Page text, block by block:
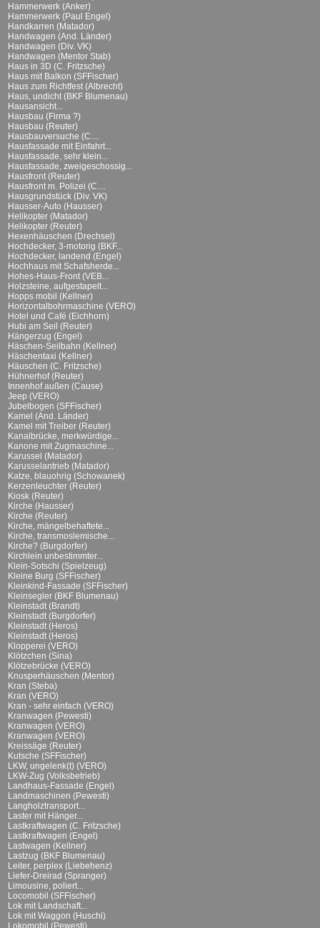
Hammerwerk (Anker)
Hammerwerk (Paul Engel)
Handkarren (Matador)
Handwagen (And. Länder)
Handwagen (Div. VK)
Handwagen (Mentor Stab)
Haus in 3D (C. Fritzsche)
Haus mit Balkon (SFFischer)
Haus zum Richtfest (Albrecht)
Haus, undicht (BKF Blumenau)
Hausansicht...
Hausbau (Firma ?)
Hausbau (Reuter)
Hausbauversuche (C....
Hausfassade mit Einfahrt...
Hausfassade, sehr klein...
Hausfassade, zweigeschossig...
Hausfront (Reuter)
Hausfront m. Polizei (C....
Hausgrundstück (Div. VK)
Hausser-Auto (Hausser)
Helikopter (Matador)
Helikopter (Reuter)
Hexenhäuschen (Drechsel)
Hochdecker, 3-motorig (BKF...
Hochdecker, landend (Engel)
Hochhaus mit Schafsherde...
Hohes-Haus-Front (VEB...
Holzsteine, aufgestapelt...
Hopps mobil (Kellner)
Horizontalbohrmaschine (VERO)
Hotel und Café (Eichhorn)
Hubi am Seil (Reuter)
Hängerzug (Engel)
Häschen-Seilbahn (Kellner)
Häschentaxi (Kellner)
Häuschen (C. Fritzsche)
Hühnerhof (Reuter)
Innenhof außen (Cause)
Jeep (VERO)
Jubelbogen (SFFischer)
Kamel (And. Länder)
Kamel mit Treiber (Reuter)
Kanalbrücke, merkwürdige...
Kanone mit Zugmaschine...
Karussel (Matador)
Karusselantrieb (Matador)
Katze, blauohrig (Schowanek)
Kerzenleuchter (Reuter)
Kiosk (Reuter)
Kirche (Hausser)
Kirche (Reuter)
Kirche, mängelbehaftete...
Kirche, transmoslemische...
Kirche? (Burgdorfer)
Kirchlein unbestimmter...
Klein-Sotschi (Spielzeug)
Kleine Burg (SFFischer)
Kleinkind-Fassade (SFFischer)
Kleinsegler (BKF Blumenau)
Kleinstadt (Brandt)
Kleinstadt (Burgdorfer)
Kleinstadt (Heros)
Kleinstadt (Heros)
Klopperei (VERO)
Klötzchen (Sina)
Klötzebrücke (VERO)
Knusperhäuschen (Mentor)
Kran (Steba)
Kran (VERO)
Kran - sehr einfach (VERO)
Kranwagen (Pewesti)
Kranwagen (VERO)
Kranwagen (VERO)
Kreissäge (Reuter)
Kutsche (SFFischer)
LKW, ungelenk(t) (VERO)
LKW-Zug (Volksbetrieb)
Landhaus-Fassade (Engel)
Landmaschinen (Pewesti)
Langholztransport...
Laster mit Hänger...
Lastkraftwagen (C. Fritzsche)
Lastkraftwagen (Engel)
Lastwagen (Kellner)
Lastzug (BKF Blumenau)
Leiter, perplex (Liebehenz)
Liefer-Dreirad (Spranger)
Limousine, poliert...
Locomobil (SFFischer)
Lok mit Landschaft...
Lok mit Waggon (Huschi)
Lokomobil (Pewesti)